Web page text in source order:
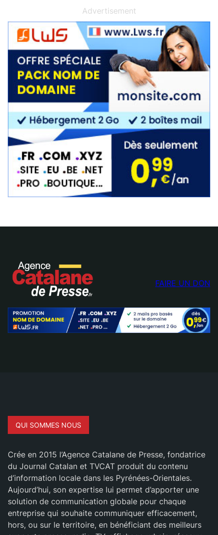
Advertisement
FAIRE UN DON
QUI SOMMES NOUS
Crée en 2015 l’Agence Catalane de Presse, fondatrice
du Journal Catalan et TVCAT produit du contenu
d’information locale dans les Pyrénées-Orientales.
Aujourd’hui, son expertise lui permet d’apporter une
solution de communication globale pour chaque
entreprise qui souhaite communiquer efficacement,
hors, ou sur le territoire, en bénéficiant des meilleurs